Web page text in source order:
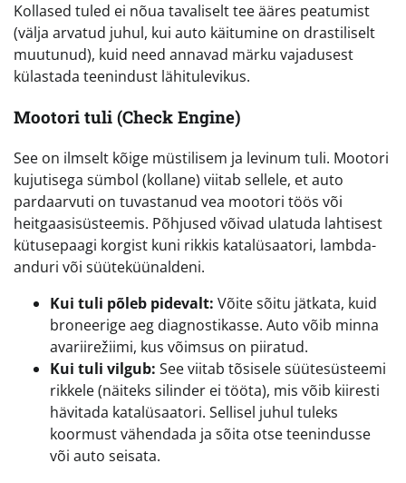
Kollased tuled ei nõua tavaliselt tee ääres peatumist
(välja arvatud juhul, kui auto käitumine on drastiliselt
muutunud), kuid need annavad märku vajadusest
külastada teenindust lähitulevikus.
Mootori tuli (Check Engine)
See on ilmselt kõige müstilisem ja levinum tuli. Mootori
kujutisega sümbol (kollane) viitab sellele, et auto
pardaarvuti on tuvastanud vea mootori töös või
heitgaasisüsteemis. Põhjused võivad ulatuda lahtisest
kütusepaagi korgist kuni rikkis katalüsaatori, lambda-
anduri või süüteküünaldeni.
Kui tuli põleb pidevalt: Võite sõitu jätkata, kuid
broneerige aeg diagnostikasse. Auto võib minna
avariirežiimi, kus võimsus on piiratud.
Kui tuli vilgub: See viitab tõsisele süütesüsteemi
rikkele (näiteks silinder ei tööta), mis võib kiiresti
hävitada katalüsaatori. Sellisel juhul tuleks
koormust vähendada ja sõita otse teenindusse
või auto seisata.